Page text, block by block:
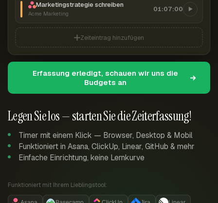
Legen Sie los — starten Sie die Zeiterfassung!
Timer mit einem Klick — Browser, Desktop & Mobil
Funktioniert in Asana, ClickUp, Linear, GitHub & mehr
Einfache Einrichtung, keine Lernkurve
Funktioniert mit Ihrem Lieblingstool:
Marketingstrategie schreiben
Acme Marketing
01:07:00
Zeiteintrag hinzufügen
Erfassung erledigt, schauen wir uns die
Budgets an